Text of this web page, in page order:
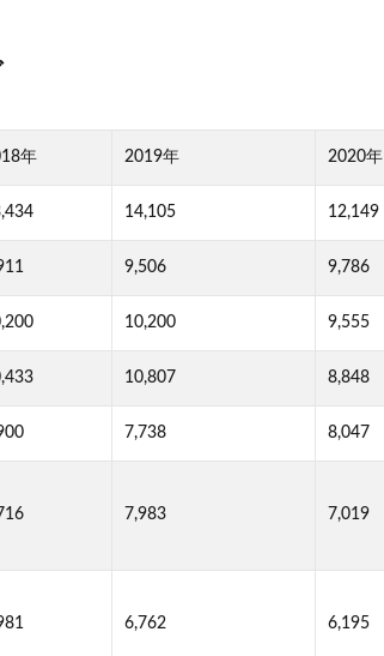
年 2019年 2020年
14,105 12,149
9,506 9,786
10,200 9,555
10,807 8,848
7,738 8,047
7,983 7,019
6,762 6,195